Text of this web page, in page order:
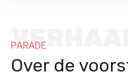
VERHAAL
PARADE
Over de